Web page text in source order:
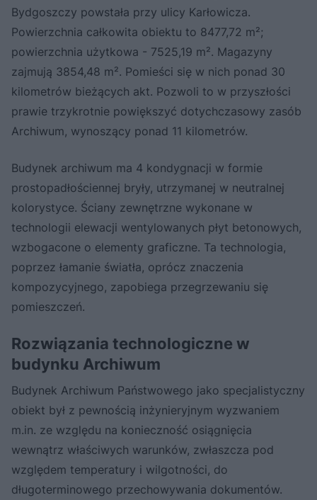
Bydgoszczy powstała przy ulicy Karłowicza.
Powierzchnia całkowita obiektu to 8477,72 m²;
powierzchnia użytkowa - 7525,19 m². ‎Magazyny
zajmują 3854,48 m². Pomieści się w nich ponad 30
kilometrów ‎bieżących akt. Pozwoli to w ‎przyszłości
prawie trzykrotnie powiększyć dotychczasowy zasób
Archiwum, wynoszący ‎ponad 11 ‎kilometrów.‎
Budynek archiwum ma 4 kondygnacji w formie
prostopadłościennej bryły, utrzymanej w neutralnej
‎kolorystyce. Ściany zewnętrzne wykonane w
technologii elewacji wentylowanych płyt ‎betonowych,
wzbogacone o elementy graficzne. Ta technologia,
‎poprzez łamanie światła, oprócz znaczenia
kompozycyjnego, zapobiega przegrzewaniu się
‎pomieszczeń.‎
Rozwiązania technologiczne w
budynku Archiwum
Budynek Archiwum Państwowego jako specjalistyczny
obiekt był z pewnością inżynieryjnym wyzwaniem
m.in. ze ‎względu na konieczność osiągnięcia
wewnątrz właściwych warunków, zwłaszcza pod
względem ‎temperatury i wilgotności, do
długoterminowego przechowywania dokumentów.